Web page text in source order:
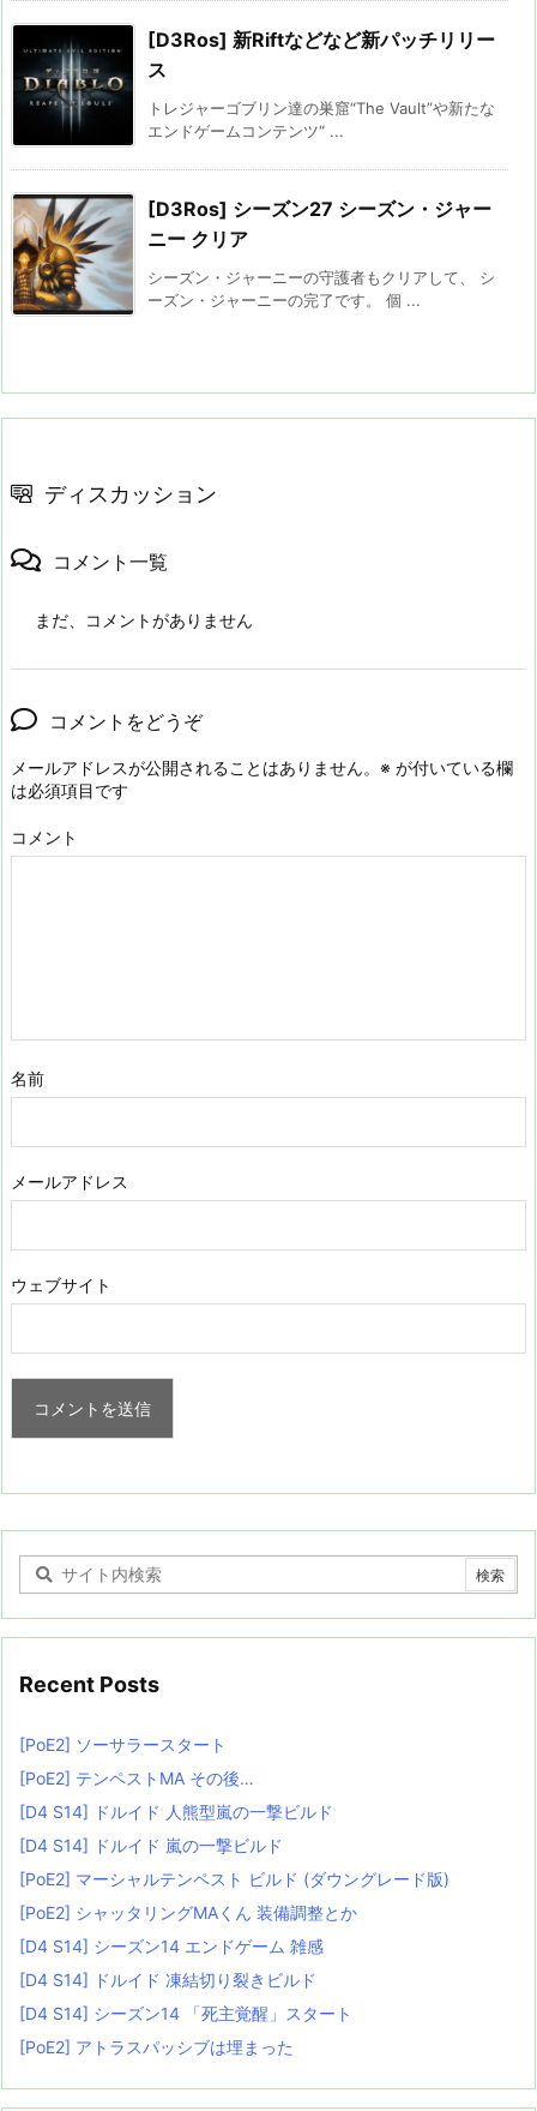
[D3Ros] 新Riftなどなど新パッチリリー
ス
トレジャーゴブリン達の巣窟“The Vault”や新たな
エンドゲームコンテンツ“ ...
[D3Ros] シーズン27 シーズン・ジャー
ニー クリア
シーズン・ジャーニーの守護者もクリアして、 シ
ーズン・ジャーニーの完了です。 個 ...
ディスカッション
コメント一覧
まだ、コメントがありません
コメントをどうぞ
メールアドレスが公開されることはありません。 ※ が付いている欄
は必須項目です
コメント
名前
メールアドレス
ウェブサイト
Recent Posts
[PoE2] ソーサラースタート
[PoE2] テンペストMA その後…
[D4 S14] ドルイド 人熊型嵐の一撃ビルド
[D4 S14] ドルイド 嵐の一撃ビルド
[PoE2] マーシャルテンペスト ビルド (ダウングレード版)
[PoE2] シャッタリングMAくん 装備調整とか
[D4 S14] シーズン14 エンドゲーム 雑感
[D4 S14] ドルイド 凍結切り裂きビルド
[D4 S14] シーズン14 「死主覚醒」スタート
[PoE2] アトラスパッシブは埋まった